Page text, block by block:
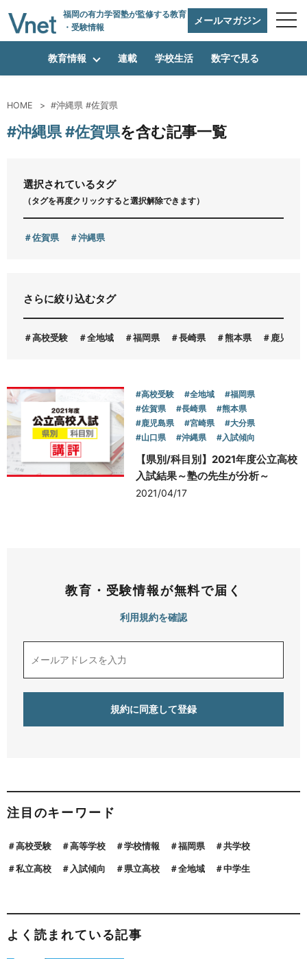
福岡の有力学習塾が監修する教育
・受験情報
メールマガジン
編集方針
vnetアライアンス企業
運営会社
お問い合わせ
教育情報 連載 学校生活 数字で見る
HOME #沖縄県 #佐賀県
#沖縄県 #佐賀県を含む記事一覧
選択されているタグ
（タグを再度クリックすると選択解除できます）
佐賀県 沖縄県
さらに絞り込むタグ
高校受験 全地域 福岡県 長崎県 熊本県 鹿児島県
#高校受験 #全地域
#福岡県
#佐賀県
#長崎県
#熊本県
#鹿児島県
#宮崎県
#大分県
#山口県
#沖縄県 #入試傾向
【県別/科目別】2021年度公立高校
入試結果～塾の先生が分析～
2021/04/17
教育・受験情報が無料で届く
利用規約を確認
注目のキーワード
高校受験 高等学校 学校情報 福岡県 共学校
私立高校 入試傾向 県立高校 全地域 中学生
よく読まれている記事